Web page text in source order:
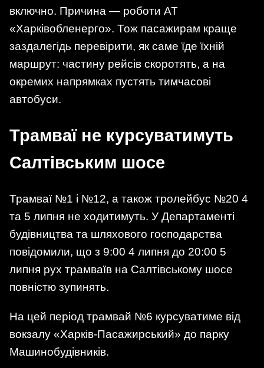
включно. Причина — роботи АТ
«Харківобленерго». Тож пасажирам краще
заздалегідь перевірити, як саме їде їхній
маршрут: частину рейсів скоротять, а на
окремих напрямках пустять тимчасові
автобуси.
Трамваї не курсуватимуть
Салтівським шосе
Трамваї №1 і №12, а також тролейбус №20 4
та 5 липня не ходитимуть. У Департаменті
будівництва та шляхового господарства
повідомили, що з 9:00 4 липня до 20:00 5
липня рух трамваїв на Салтівському шосе
повністю зупинять.
На цей період трамвай №6 курсуватиме від
вокзалу «Харків-Пасажирський» до парку
Машинобудівників.